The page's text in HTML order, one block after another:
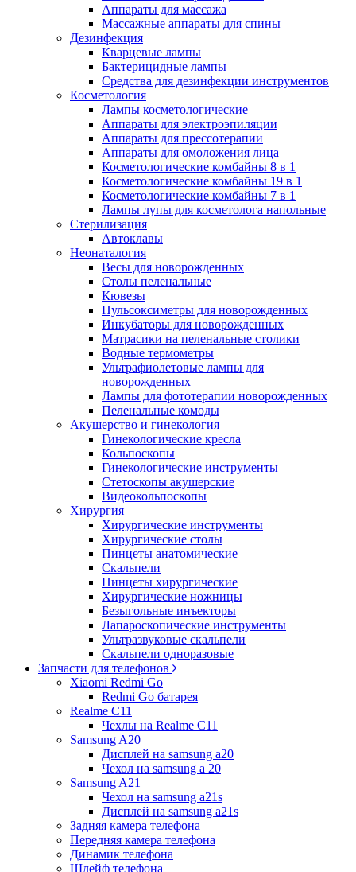
Аппараты для массажа
Массажные аппараты для спины
Дезинфекция
Кварцевые лампы
Бактерицидные лампы
Средства для дезинфекции инструментов
Косметология
Лампы косметологические
Аппараты для электроэпиляции
Аппараты для прессотерапии
Аппараты для омоложения лица
Косметологические комбайны 8 в 1
Косметологические комбайны 19 в 1
Косметологические комбайны 7 в 1
Лампы лупы для косметолога напольные
Стерилизация
Автоклавы
Неонаталогия
Весы для новорожденных
Столы пеленальные
Кювезы
Пульсоксиметры для новорожденных
Инкубаторы для новорожденных
Матрасики на пеленальные столики
Водные термометры
Ультрафиолетовые лампы для
новорожденных
Лампы для фототерапии новорожденных
Пеленальные комоды
Акушерство и гинекология
Гинекологические кресла
Кольпоскопы
Гинекологические инструменты
Стетоскопы акушерские
Видеокольпоскопы
Хирургия
Хирургические инструменты
Хирургические столы
Пинцеты анатомические
Cкальпели
Пинцеты хирургические
Хирургические ножницы
Безыгольные инъекторы
Лапароскопические инструменты
Ультразвуковые скальпели
Скальпели одноразовые
Запчасти для телефонов
Xiaomi Redmi Go
Redmi Go батарея
Realme C11
Чехлы на Realme C11
Samsung A20
Дисплей на samsung а20
Чехол на samsung а 20
Samsung A21
Чехол на samsung a21s
Дисплей на samsung а21s
Задняя камера телефона
Передняя камера телефона
Динамик телефона
Шлейф телефона